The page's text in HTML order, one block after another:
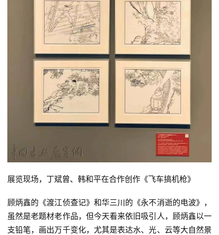
展览现场，丁斌曾、韩和平在合作创作《飞车搞机枪》
顾炳鑫的《渡江侦查记》和华三川的《永不消逝的电波》，
虽然是老题材老作品，但今天看来依旧吸引人，顾炳鑫以一
支铅笔，画出万千变化，尤其是表达水、光、云等大自然景